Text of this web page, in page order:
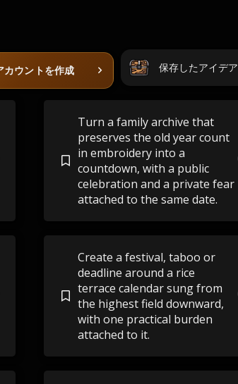
カウントを作成 保存したアイデア
Turn a family archive that
preserves the old year count
in embroidery into a
countdown, with a public
celebration and a private fear
attached to the same date.
Create a festival, taboo or
deadline around a rice
terrace calendar sung from
the highest field downward,
with one practical burden
attached to it.